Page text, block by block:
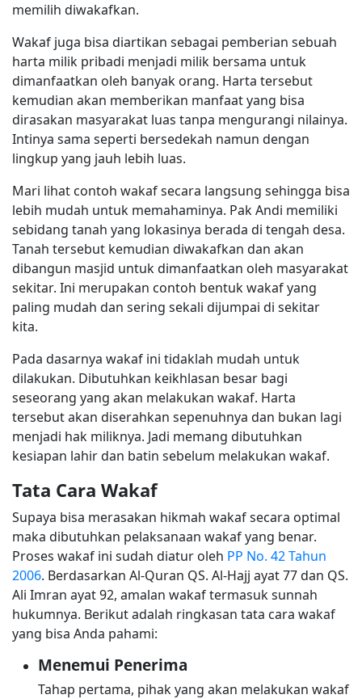
memilih diwakafkan.
Wakaf juga bisa diartikan sebagai pemberian sebuah
harta milik pribadi menjadi milik bersama untuk
dimanfaatkan oleh banyak orang. Harta tersebut
kemudian akan memberikan manfaat yang bisa
dirasakan masyarakat luas tanpa mengurangi nilainya.
Intinya sama seperti bersedekah namun dengan
lingkup yang jauh lebih luas.
Mari lihat contoh wakaf secara langsung sehingga bisa
lebih mudah untuk memahaminya. Pak Andi memiliki
sebidang tanah yang lokasinya berada di tengah desa.
Tanah tersebut kemudian diwakafkan dan akan
dibangun masjid untuk dimanfaatkan oleh masyarakat
sekitar. Ini merupakan contoh bentuk wakaf yang
paling mudah dan sering sekali dijumpai di sekitar
kita.
Pada dasarnya wakaf ini tidaklah mudah untuk
dilakukan. Dibutuhkan keikhlasan besar bagi
seseorang yang akan melakukan wakaf. Harta
tersebut akan diserahkan sepenuhnya dan bukan lagi
menjadi hak miliknya. Jadi memang dibutuhkan
kesiapan lahir dan batin sebelum melakukan wakaf.
Tata Cara Wakaf
Supaya bisa merasakan hikmah wakaf secara optimal
maka dibutuhkan pelaksanaan wakaf yang benar.
Proses wakaf ini sudah diatur oleh PP No. 42 Tahun
2006. Berdasarkan Al-Quran QS. Al-Hajj ayat 77 dan QS.
Ali Imran ayat 92, amalan wakaf termasuk sunnah
hukumnya. Berikut adalah ringkasan tata cara wakaf
yang bisa Anda pahami:
Menemui Penerima
Tahap pertama, pihak yang akan melakukan wakaf